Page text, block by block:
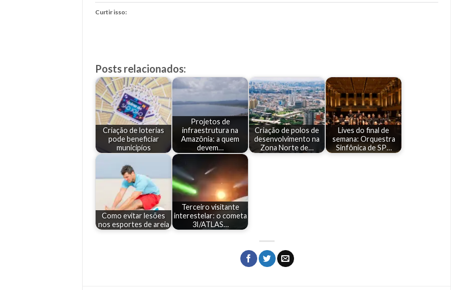
Curtir isso:
Posts relacionados:
Criação de loterias
pode beneficiar
municipíos
Projetos de
infraestrutura na
Amazônia: a quem
devem…
Criação de polos de
desenvolvimento na
Zona Norte de…
Lives do final de
semana: Orquestra
Sinfônica de SP…
Como evitar lesões
nos esportes de areia
Terceiro visitante
interestelar: o cometa
3I/ATLAS…